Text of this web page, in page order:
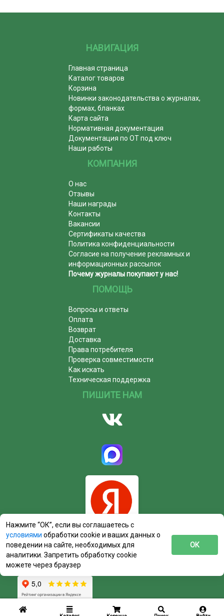
НАВИГАЦИЯ
Главная страница
Каталог товаров
Корзина
Новинки законодательства о журналах,
формах, бланках
Карта сайта
Нормативная документация
Документация по ОТ под ключ
Наши работы
КОМПАНИЯ
О нас
Отзывы
Наши награды
Контакты
Вакансии
Сертификаты качества
Политика конфиденциальности
Согласие на получение рекламных и
информационных рассылок
Почему журналы покупают у нас!
ПОМОЩЬ
Вопросы и ответы
Оплата
Возврат
Доставка
Права потребителя
Проверка совместимости
Как искать
Техническая поддержка
ПИШИТЕ НАМ
Нажмите “ОК”, если вы соглашаетесь с
условиями обработки cookie и ваших данных о
поведении на сайте, необходимых для
аналитики. Запретить обработку cookie
можете через браузер
ОК